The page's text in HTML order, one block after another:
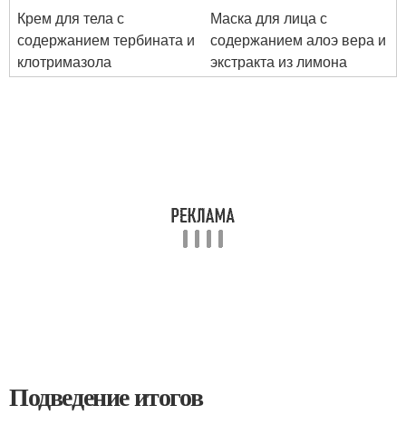
Крем для тела с
содержанием тербината и
клотримазола
Маска для лица с
содержанием алоэ вера и
экстракта из лимона
Подведение итогов